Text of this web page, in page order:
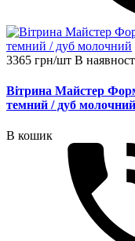
3365 грн/шт В
Вітрина Майстер
темний / дуб молочний
В кошик